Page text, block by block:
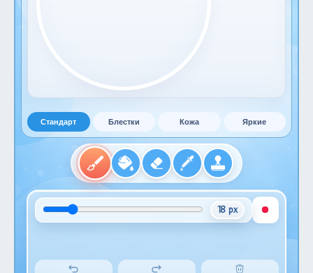
Стандарт Блестки Кожа Яркие
18 px